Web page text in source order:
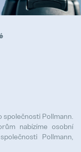
Pollmann.
nabízíme osobní
Pollmann,